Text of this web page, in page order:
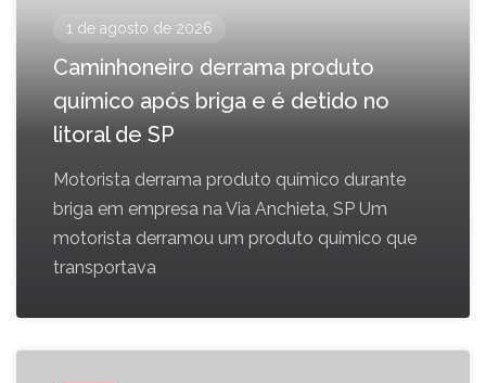
1 de agosto de 2026
Caminhoneiro derrama produto
químico após briga e é detido no
litoral de SP
Motorista derrama produto químico durante
briga em empresa na Via Anchieta, SP Um
motorista derramou um produto químico que
transportava